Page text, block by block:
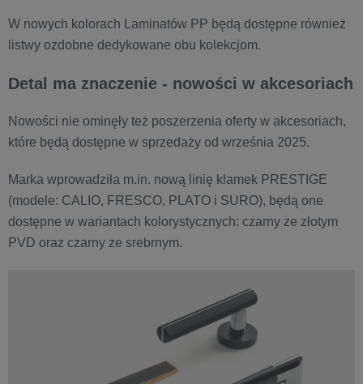
W nowych kolorach Laminatów PP będą dostępne również
listwy ozdobne dedykowane obu kolekcjom.
​Detal ma znaczenie - nowości w akcesoriach
Nowości nie ominęły też poszerzenia oferty w akcesoriach,
które będą dostępne w sprzedaży od września 2025.
Marka wprowadziła m.in. nową linię klamek PRESTIGE
(modele: CALIO, FRESCO, PLATO i SURO), będą one
dostępne w wariantach kolorystycznych: czarny ze złotym
PVD oraz czarny ze srebrnym.